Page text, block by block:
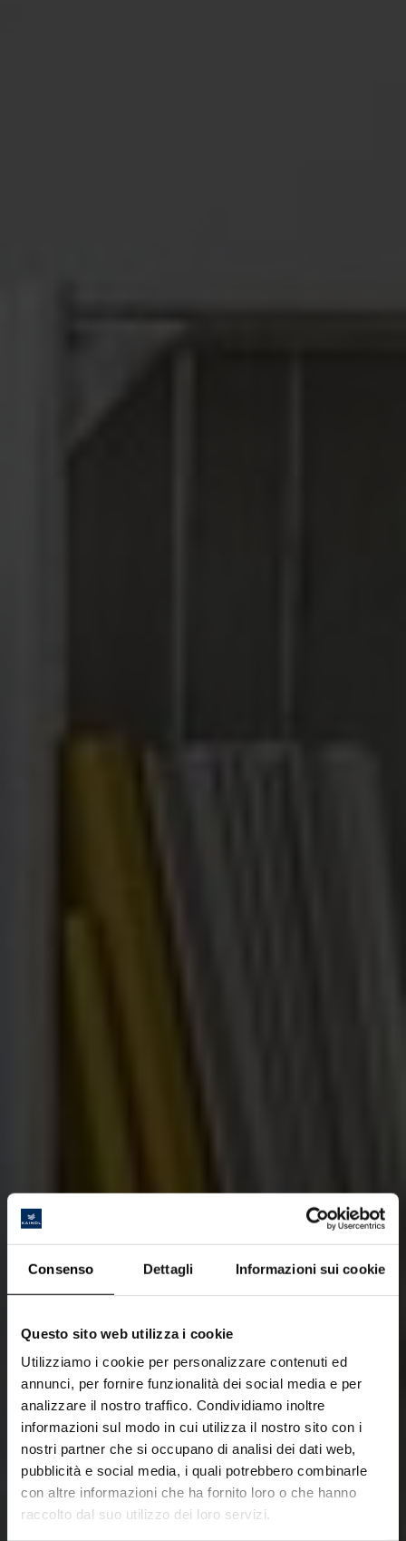
Consenso Dettagli Informazioni sui cookie
Questo sito web utilizza i cookie
Utilizziamo i cookie per personalizzare contenuti ed
annunci, per fornire funzionalità dei social media e per
analizzare il nostro traffico. Condividiamo inoltre
informazioni sul modo in cui utilizza il nostro sito con i
nostri partner che si occupano di analisi dei dati web,
pubblicità e social media, i quali potrebbero combinarle
con altre informazioni che ha fornito loro o che hanno
raccolto dal suo utilizzo dei loro servizi.